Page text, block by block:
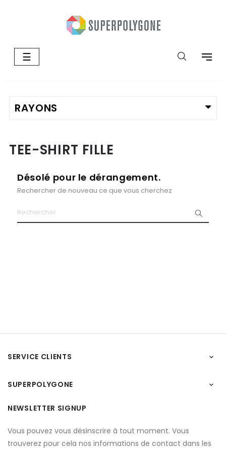
Basculer
la
☰
TEE-SHIRT FILLE
Désolé pour le dérangement.
Rechercher de nouveau ce que vous cherchez
SERVICE CLIENTS 
SUPERPOLYGONE 
NEWSLETTER SIGNUP
Vous pouvez vous désinscrire à tout moment. Vous
trouverez pour cela nos informations de contact dans les